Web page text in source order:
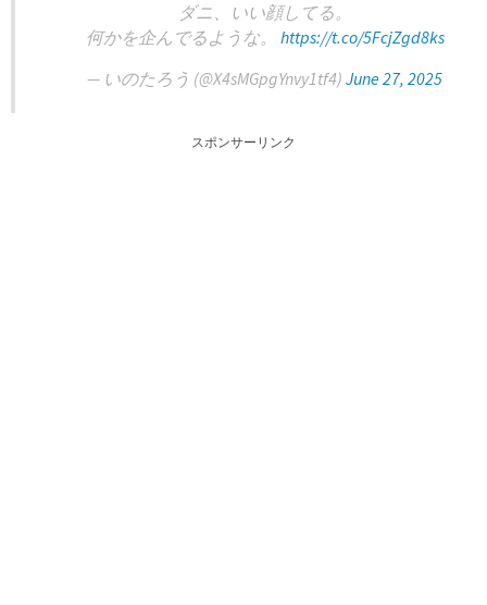
ダニ、いい顔してる。
何かを企んでるような。 https://t.co/5FcjZgd8ks
— いのたろう (@X4sMGpgYnvy1tf4) June 27, 2025
スポンサーリンク